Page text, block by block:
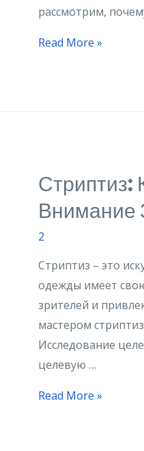
рассмотрим,
Read More »
Внимание
2
Стриптиз – это
одежды имеет
зрителей и
мастером
Исследование
целевую …
Read More »